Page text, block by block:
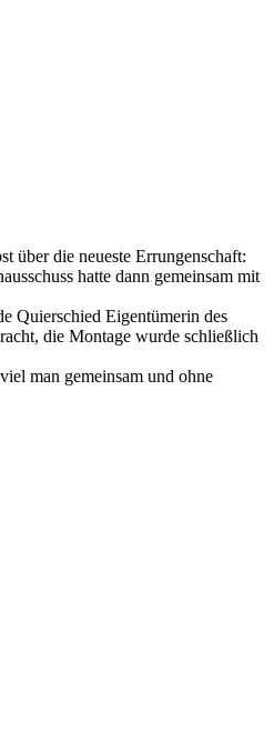
über die neueste Errungenschaft:
hatte dann gemeinsam mit
Quierschied Eigentümerin des
die Montage wurde schließlich
man gemeinsam und ohne